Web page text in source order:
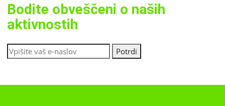
Bodite obveščeni o naših
aktivnostih